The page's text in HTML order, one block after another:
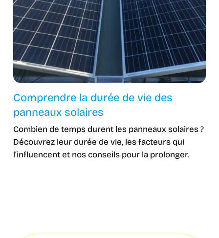
Comprendre la durée de vie des
panneaux solaires
Combien de temps durent les panneaux solaires ?
Découvrez leur durée de vie, les facteurs qui
l’influencent et nos conseils pour la prolonger.